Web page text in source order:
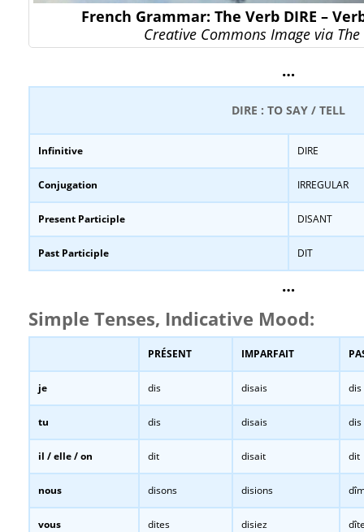
French Grammar: The Verb DIRE –
Creative Commons Image via The
…
DIRE : TO SAY / TELL
Infinitive DIRE
Conjugation IRREGULAR
Present Participle DISANT
Past Participle DIT
…
Simple Tenses, Indicative Mood:
PRÉSENT IMPARFAIT
je dis disais dis
tu dis disais dis
il / elle / on dit disait dit
nous disons disions
vous dites disiez